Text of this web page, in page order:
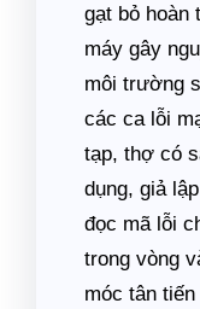
gạt bỏ hoàn
máy gây
môi trường
các ca lỗi
tạp, thợ có
dụng, giả
đọc mã lỗi
trong vòng
móc tân